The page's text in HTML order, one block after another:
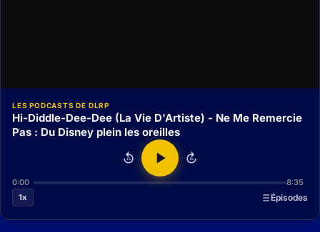
LES PODCASTS DE DLRP
Hi-Diddle-Dee-Dee (La Vie D'Artiste) - Ne Me Remercie
Pas : Du Disney plein les oreilles
15 15
0:00
8:35
1x
Épisodes